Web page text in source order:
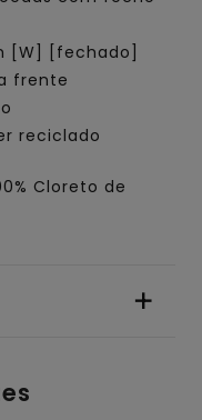
[W] [fechado]
frente
reciclado
Cloreto de